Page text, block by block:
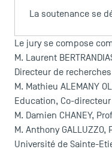
La soutenance se
Le jury se compose
M. Laurent
Directeur de recherches
M. Mathieu ALEMANY
Education, Co-
M. Damien CHANEY,
M. Anthony
Université de Sainte-